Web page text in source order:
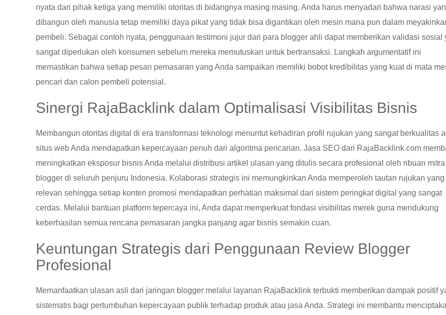
nyata dari pihak ketiga yang memiliki otoritas di bidangnya masing masing. Anda harus menyadari bahwa narasi
dibangun oleh manusia tetap memiliki daya pikat yang tidak bisa digantikan oleh mesin mana pun dalam
pembeli. Sebagai contoh nyata, penggunaan testimoni jujur dari para blogger ahli dapat memberikan validasi sosial
sangat diperlukan oleh konsumen sebelum mereka memutuskan untuk bertransaksi. Langkah argumentatif ini
memastikan bahwa setiap pesan pemasaran yang Anda sampaikan memiliki bobot kredibilitas yang kuat di mata
pencari dan calon pembeli potensial.
Sinergi RajaBacklink dalam Optimalisasi Visibilitas Bisnis
Membangun otoritas digital di era transformasi teknologi menuntut kehadiran profil rujukan yang sangat berkualitas
situs web Anda mendapatkan kepercayaan penuh dari algoritma pencarian. Jasa SEO dari RajaBacklink.com
meningkatkan eksposur bisnis Anda melalui distribusi artikel ulasan yang ditulis secara profesional oleh ribuan mitra
blogger di seluruh penjuru Indonesia. Kolaborasi strategis ini memungkinkan Anda memperoleh tautan rujukan yang
relevan sehingga setiap konten promosi mendapatkan perhatian maksimal dari sistem peringkat digital yang sangat
cerdas. Melalui bantuan platform tepercaya ini, Anda dapat memperkuat fondasi visibilitas merek guna mendukung
keberhasilan semua rencana pemasaran jangka panjang agar bisnis semakin cuan.
Keuntungan Strategis dari Penggunaan Review Blogger
Profesional
Memanfaatkan ulasan asli dari jaringan blogger melalui layanan RajaBacklink terbukti memberikan dampak positif
sistematis bagi pertumbuhan kepercayaan publik terhadap produk atau jasa Anda. Strategi ini membantu